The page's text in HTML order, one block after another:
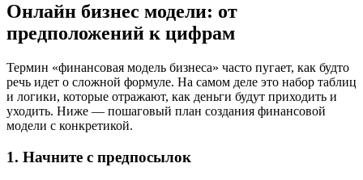
Онлайн бизнес модели: от
предположений к цифрам
Термин «финансовая модель бизнеса» часто пугает, как будто
речь идет о сложной формуле. На самом деле это набор таблиц
и логики, которые отражают, как деньги будут приходить и
уходить. Ниже — пошаговый план создания финансовой
модели с конкретикой.
1. Начните с предпосылок